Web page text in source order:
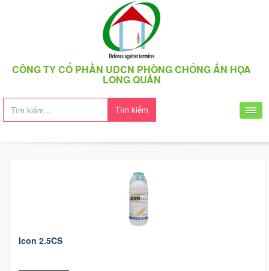
CÔNG TY CỔ PHẦN UDCN PHÒNG CHỐNG ẨN HỌA
LONG QUÂN
Tìm kiếm
Icon 2.5CS